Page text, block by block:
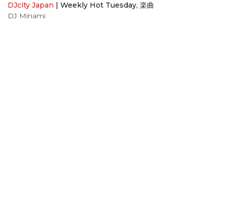
DJcity Japan Weekly Hot Tuesday, 楽曲
DJ Minami